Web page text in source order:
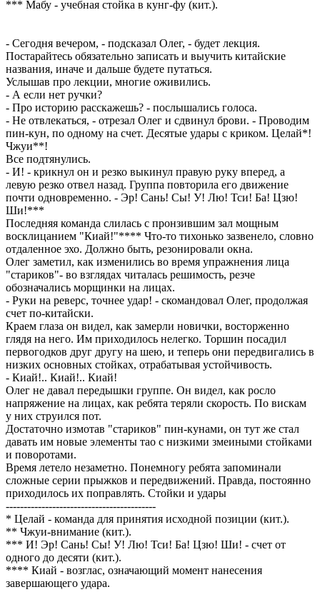
*** Мабу - учебная стойка в кунг-фу (кит.).
- Сегодня вечером, - подсказал Олег, - будет лекция.
Постарайтесь обязательно записать и выучить китайские
названия, иначе и дальше будете путаться.
Услышав про лекции, многие оживились.
- А если нет ручки?
- Про историю расскажешь? - послышались голоса.
- Не отвлекаться, - отрезал Олег и сдвинул брови. - Проводим
пин-кун, по одному на счет. Десятые удары с криком. Целай*!
Чжуи**!
Все подтянулись.
- И! - крикнул он и резко выкинул правую руку вперед, а
левую резко отвел назад. Группа повторила его движение
почти одновременно. - Эр! Сань! Сы! У! Лю! Тси! Ба! Цзю!
Ши!***
Последняя команда слилась с пронзившим зал мощным
восклицанием "Киай!"**** Что-то тихонько зазвенело, словно
отдаленное эхо. Должно быть, резонировали окна.
Олег заметил, как изменились во время упражнения лица
"стариков"- во взглядах читалась решимость, резче
обозначались морщинки на лицах.
- Руки на реверс, точнее удар! - скомандовал Олег, продолжая
счет по-китайски.
Краем глаза он видел, как замерли новички, восторженно
глядя на него. Им приходилось нелегко. Торшин посадил
первогодков друг другу на шею, и теперь они передвигались в
низких основных стойках, отрабатывая устойчивость.
- Киай!.. Киай!.. Киай!
Олег не давал передышки группе. Он видел, как росло
напряжение на лицах, как ребята теряли скорость. По вискам
у них струился пот.
Достаточно измотав "стариков" пин-кунами, он тут же стал
давать им новые элементы тао с низкими змеиными стойками
и поворотами.
Время летело незаметно. Понемногу ребята запоминали
сложные серии прыжков и передвижений. Правда, постоянно
приходилось их поправлять. Стойки и удары
------------------------------------------
* Целай - команда для принятия исходной позиции (кит.).
** Чжуи-внимание (кит.).
*** И! Эр! Сань! Сы! У! Лю! Тси! Ба! Цзю! Ши! - счет от
одного до десяти (кит.).
**** Киай - возглас, означающий момент нанесения
завершающего удара.